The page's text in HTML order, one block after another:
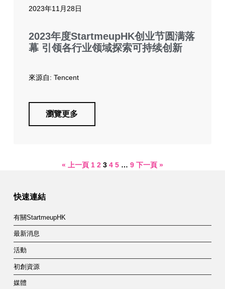
2023年11月28日
2023年度StartmeupHK创业节圆满落
幕 引领各行业领域探索可持续创新
來源自: Tencent
瀏覽更多
« 上一頁 1 2 3 4 5 … 9 下一頁 »
快速連結
有關StartmeupHK
最新消息
活動
初創資源
媒體